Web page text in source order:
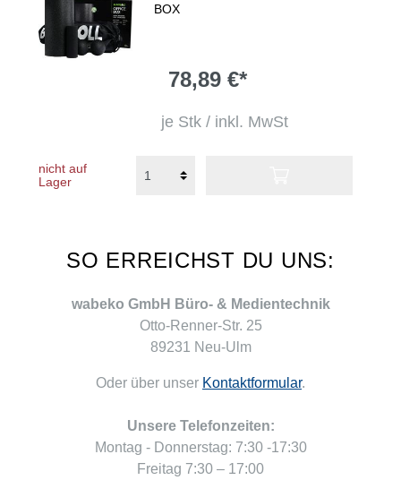
BOX
78,89 €*
je Stk / inkl. MwSt
nicht auf
Lager
SO ERREICHST DU UNS:
wabeko GmbH Büro- & Medientechnik
Otto-Renner-Str. 25
89231 Neu-Ulm
Oder über unser Kontaktformular.
Unsere Telefonzeiten:
Montag - Donnerstag: 7:30 -17:30
Freitag 7:30 – 17:00